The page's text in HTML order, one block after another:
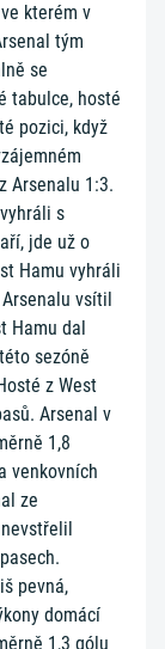
kterém v
tým
se
tabulce, hosté
pozici, když
Arsenalu 1:3.
s
jde už o
Hamu vyhráli
vsítil
Hamu dal
sezóně
z West
Arsenal v
1,8
venkovních
ze
pevná,
domácí
1,3 gólu